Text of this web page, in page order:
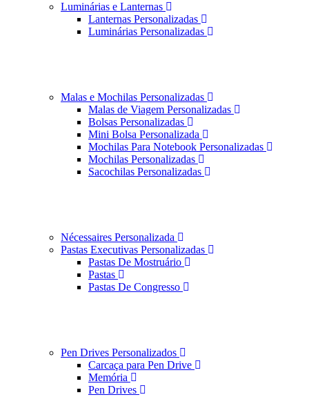
Luminárias e Lanternas
Lanternas Personalizadas
Luminárias Personalizadas
Malas e Mochilas Personalizadas
Malas de Viagem Personalizadas
Bolsas Personalizadas
Mini Bolsa Personalizada
Mochilas Para Notebook Personalizadas
Mochilas Personalizadas
Sacochilas Personalizadas
Nécessaires Personalizada
Pastas Executivas Personalizadas
Pastas De Mostruário
Pastas
Pastas De Congresso
Pen Drives Personalizados
Carcaça para Pen Drive
Memória
Pen Drives